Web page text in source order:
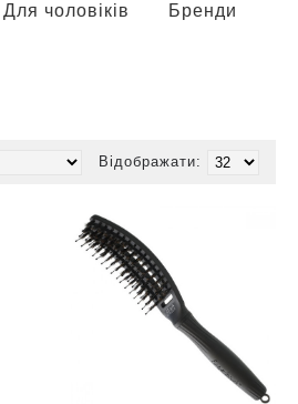
Для чоловіків Бренди
Відображати: